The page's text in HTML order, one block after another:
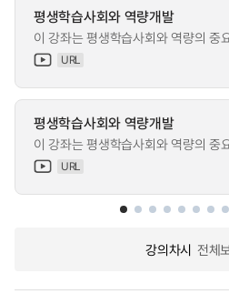
평생학습사회와 역량개발
이 강좌는 평생학습사회와 역량의 중
URL
평생학습사회와 역량개발
이 강좌는 평생학습사회와 역량의 중
URL
강의차시 전체